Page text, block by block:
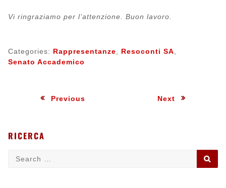
Vi ringraziamo per l’attenzione. Buon lavoro.
Categories: Rappresentanze Resoconti SA
Senato Accademico
Navigazione
Previous Next:
RICERCA